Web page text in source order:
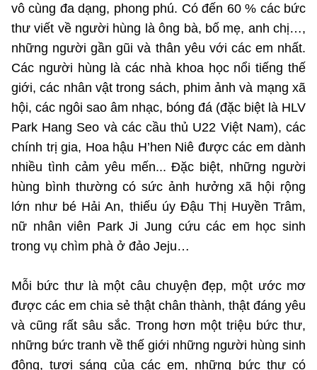
vô cùng đa dạng, phong phú. Có đến 60 % các bức
thư viết về người hùng là ông bà, bố mẹ, anh chị…,
những người gần gũi và thân yêu với các em nhất.
Các người hùng là các nhà khoa học nổi tiếng thế
giới, các nhân vật trong sách, phim ảnh và mạng xã
hội, các ngôi sao âm nhạc, bóng đá (đặc biệt là HLV
Park Hang Seo và các cầu thủ U22 Việt Nam), các
chính trị gia, Hoa hậu H’hen Niê được các em dành
nhiều tình cảm yêu mến... Đặc biệt, những người
hùng bình thường có sức ảnh hưởng xã hội rộng
lớn như bé Hải An, thiếu úy Đậu Thị Huyền Trâm,
nữ nhân viên Park Ji Jung cứu các em học sinh
trong vụ chìm phà ở đảo Jeju…
Mỗi bức thư là một câu chuyện đẹp, một ước mơ
được các em chia sẻ thật chân thành, thật đáng yêu
và cũng rất sâu sắc. Trong hơn một triệu bức thư,
những bức tranh về thế giới những người hùng sinh
động, tươi sáng của các em, những bức thư có